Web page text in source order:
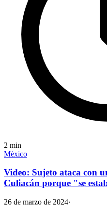
2 min
México
Video: Sujeto ataca con
Culiacán porque "se
26 de marzo de 2024·